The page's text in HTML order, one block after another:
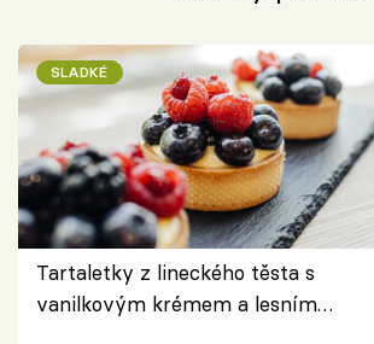
SLADKÉ
Tartaletky z lineckého těsta s
vanilkovým krémem a lesním